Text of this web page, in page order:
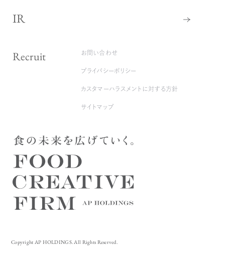
IR
Recruit お問い合わせ
プライバシーポリシー
カスタマーハラスメントに対する方針
サイトマップ
Copyright AP HOLDINGS. All Rights Reserved.